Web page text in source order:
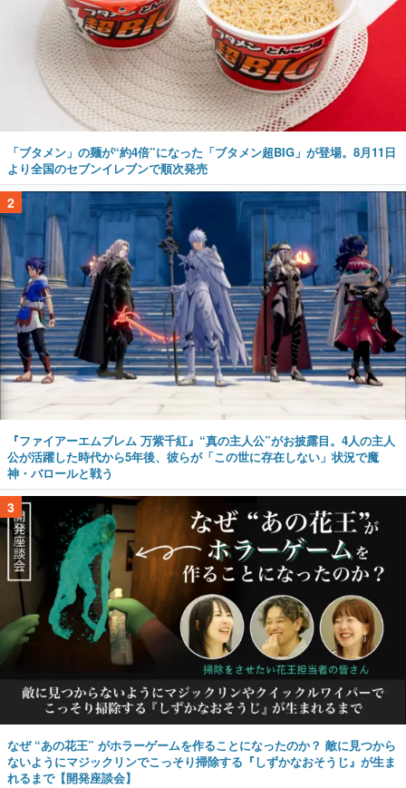
「ブタメン」の麺が“約4倍”になった「ブタメン超BIG」が登場。8月11日
より全国のセブンイレブンで順次発売
2
『ファイアーエムブレム 万紫千紅』“真の主人公”がお披露目。4人の主人
公が活躍した時代から5年後、彼らが「この世に存在しない」状況で魔
神・バロールと戦う
3
なぜ “あの花王” がホラーゲームを作ることになったのか？ 敵に見つから
ないようにマジックリンでこっそり掃除する『しずかなおそうじ』が生ま
れるまで【開発座談会】